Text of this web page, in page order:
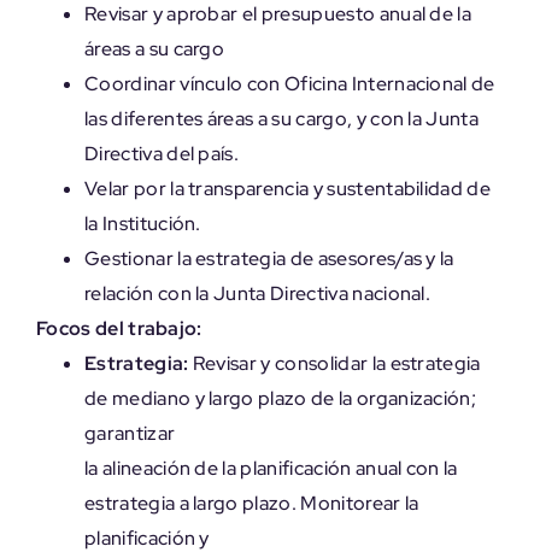
Revisar y aprobar el presupuesto anual de la
áreas a su cargo
Coordinar vínculo con Oficina Internacional de
las diferentes áreas a su cargo, y con la Junta
Directiva del país.
Velar por la transparencia y sustentabilidad de
la Institución.
Gestionar la estrategia de asesores/as y la
relación con la Junta Directiva nacional.
Focos del trabajo:
Estrategia: Revisar y consolidar la estrategia
de mediano y largo plazo de la organización;
garantizar
la alineación de la planificación anual con la
estrategia a largo plazo. Monitorear la
planificación y